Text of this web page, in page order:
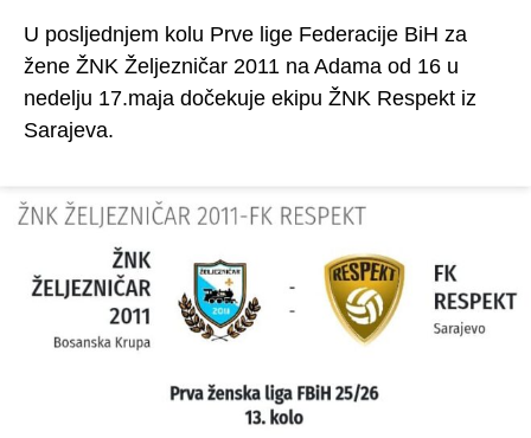
U posljednjem kolu Prve lige Federacije BiH za
žene ŽNK Željezničar 2011 na Adama od 16 u
nedelju 17.maja dočekuje ekipu ŽNK Respekt iz
Sarajeva.